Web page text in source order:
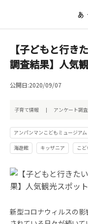
【子どもと行き
調査結果】人気
公開日:2020/09/07
子育て情報 アンケート調
アンパンマンこどもミュージアム
海遊館 キッザニア こ
新型コロナウィルスの